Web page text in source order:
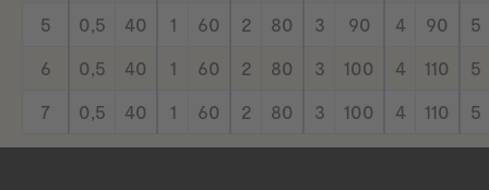
5
0,5 40 1 60 2 80 3 90 4 90
5
6
0,5 40 1 60 2 80 3 100 4 110
5
7
0,5 40 1 60 2 80 3 100 4 110 5